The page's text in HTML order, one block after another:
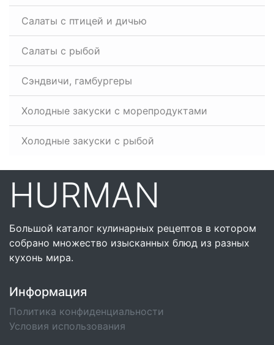
Салаты с птицей и дичью
Салаты с рыбой
Сэндвичи, гамбургеры
Холодные закуски с морепродуктами
Холодные закуски с рыбой
HURMAN
Большой каталог кулинарных рецептов в котором
собрано множество изысканных блюд из разных
кухонь мира.
Информация
Политика конфиденциальности
Условия использования